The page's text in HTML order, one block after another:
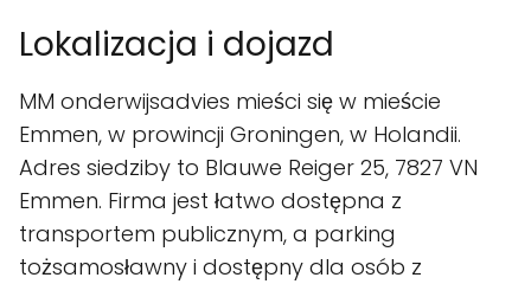
Lokalizacja i dojazd
MM onderwijsadvies mieści się w mieście
Emmen, w prowincji Groningen, w Holandii.
Adres siedziby to Blauwe Reiger 25, 7827 VN
Emmen. Firma jest łatwo dostępna z
transportem publicznym, a parking
tożsamosławny i dostępny dla osób z